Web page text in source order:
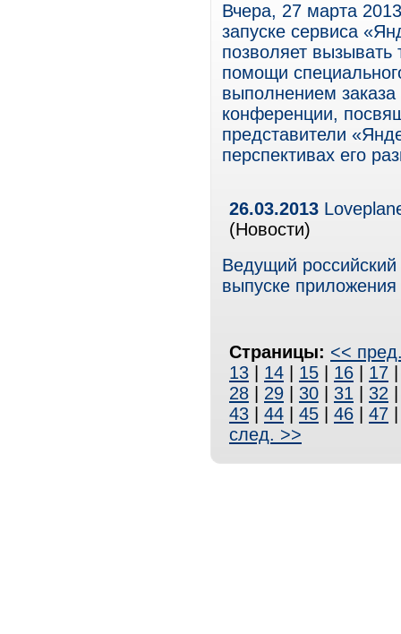
Вчера, 27 марта
запуске сервиса
позволяет вызывать
помощи
выполнением
конференции,
представители
перспективах его
26.03.2013
(Новости)
Ведущий
выпуске
Страницы: <<
13
14 15 16 17
28
29 30 31 32
43
44 45 46 47
след. >>